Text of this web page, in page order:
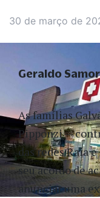
30 de março de
As famílias
Pipponzi —
das redes Raia
seu acordo de
anunciar uma
Geraldo